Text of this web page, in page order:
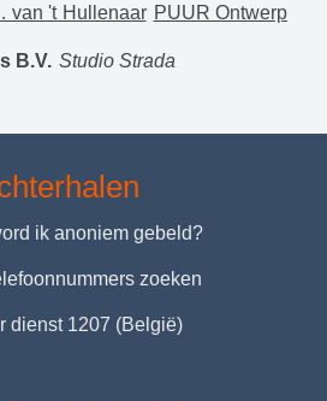
van 't Hullenaar PUUR Ontwerp
B.V. Studio Strada
ik anoniem gebeld?
zoeken
dienst 1207 (België)